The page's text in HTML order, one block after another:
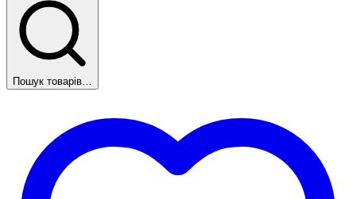
Пошук товарів…